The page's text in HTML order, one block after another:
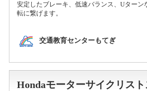
安定したブレーキ、低速バランス、Uター
転に繋げます。
交通教育センターもてぎ
Hondaモーターサイクリス